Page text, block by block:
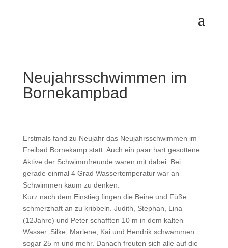
Neujahrsschwimmen im
Bornekampbad
Erstmals fand zu Neujahr das Neujahrsschwimmen im
Freibad Bornekamp statt. Auch ein paar hart gesottene
Aktive der Schwimmfreunde waren mit dabei. Bei
gerade einmal 4 Grad Wassertemperatur war an
Schwimmen kaum zu denken.
Kurz nach dem Einstieg fingen die Beine und Füße
schmerzhaft an zu kribbeln. Judith, Stephan, Lina
(12Jahre) und Peter schafften 10 m in dem kalten
Wasser. Silke, Marlene, Kai und Hendrik schwammen
sogar 25 m und mehr. Danach freuten sich alle auf die